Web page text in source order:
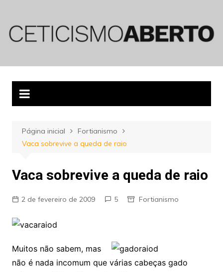
conteúdo
Página inicial
Fortianismo
Vaca sobrevive a queda de raio
Vaca sobrevive a queda de raio
2 de fevereiro de 2009 5 Fortianismo
Muitos não sabem, mas
não é nada incomum que várias cabeças gado